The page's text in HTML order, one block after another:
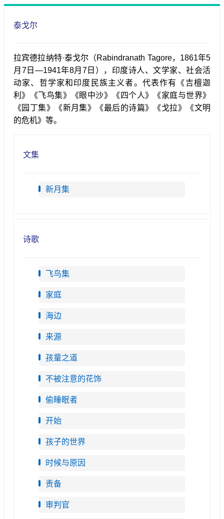
泰戈尔
拉宾德拉纳特·泰戈尔（Rabindranath Tagore，1861年5
月7日—1941年8月7日），印度诗人、文学家、社会活
动家、哲学家和印度民族主义者。代表作有《吉檀迦
利》《飞鸟集》《眼中沙》《四个人》《家庭与世界》
《园丁集》《新月集》《最后的诗篇》《戈拉》《文明
的危机》等。
文集
新月集
诗歌
飞鸟集
家庭
海边
来源
孩童之道
不被注意的花饰
偷睡眠者
开始
孩子的世界
时候与原因
责备
审判官